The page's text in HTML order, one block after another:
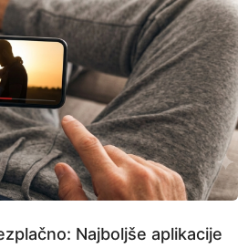
Najboljše aplikacije